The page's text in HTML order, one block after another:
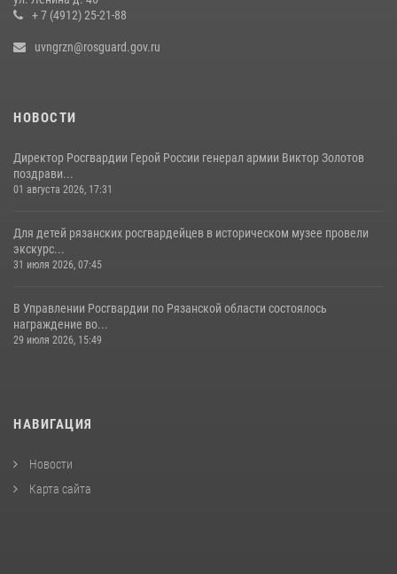
рассказал о службе во вневедомственной охране
+ 7 (4912) 25-21-88
uvngrzn@rosguard.gov.ru
НОВОСТИ
Директор Росгвардии Герой России генерал армии Виктор Золотов
поздрави...
01 августа 2026, 17:31
Для детей рязанских росгвардейцев в историческом музее провели
экскурс...
31 июля 2026, 07:45
В Управлении Росгвардии по Рязанской области состоялось
награждение во...
29 июля 2026, 15:49
НАВИГАЦИЯ
Новости
Карта сайта